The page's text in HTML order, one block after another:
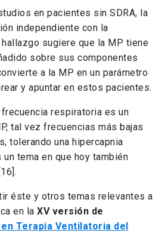
en pacientes sin SDRA, la
independiente con la
sugiere que la MP tiene
sobre sus componentes
a la MP en un parámetro
y apuntar en estos pacientes.
respiratoria es un
tal vez frecuencias más bajas
tolerando una hipercapnia
tema en que hoy también
éste y otros temas relevantes a
en la XV versión de
Terapia Ventilatoria del